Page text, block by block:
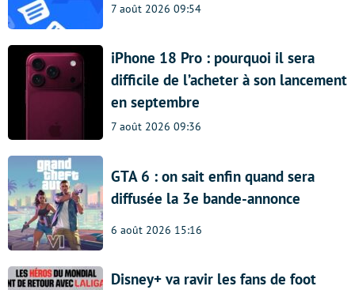
7 août 2026 09:54
iPhone 18 Pro : pourquoi il sera
difficile de l’acheter à son lancement
en septembre
7 août 2026 09:36
GTA 6 : on sait enfin quand sera
diffusée la 3e bande-annonce
6 août 2026 15:16
Disney+ va ravir les fans de foot